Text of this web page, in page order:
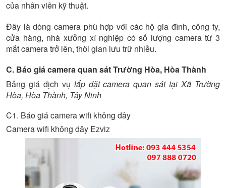
của nhân viên kỹ thuật.
Đây là dòng camera phù hợp với các hộ gia đình, công ty,
cửa hàng, nhà xưởng xí nghiệp có số lượng camera từ 3
mắt camera trở lên, thời gian lưu trữ nhiều.
C. Báo giá camera quan sát Trường Hòa, Hòa Thành
Bảng giá dịch vụ lắp đặt camera quan sát tại Xã Trường
Hòa, Hòa Thành, Tây Ninh
C1. Báo giá camera wifi không dây
Camera wifi không dây Ezviz